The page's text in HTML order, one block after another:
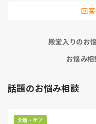
回
殿堂入りのお
お悩み
話題のお悩み相談
介助・ケア